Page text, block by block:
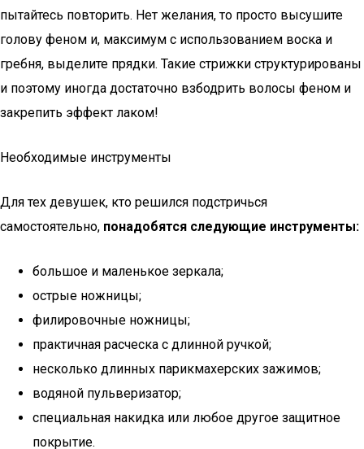
пытайтесь повторить. Нет желания, то просто высушите
голову феном и, максимум с использованием воска и
гребня, выделите прядки. Такие стрижки структурированы
и поэтому иногда достаточно взбодрить волосы феном и
закрепить эффект лаком!
Необходимые инструменты
Для тех девушек, кто решился подстричься
самостоятельно, понадобятся следующие инструменты:
большое и маленькое зеркала;
острые ножницы;
филировочные ножницы;
практичная расческа с длинной ручкой;
несколько длинных парикмахерских зажимов;
водяной пульверизатор;
специальная накидка или любое другое защитное
покрытие.